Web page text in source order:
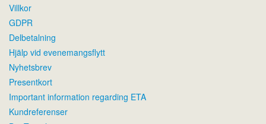
Villkor
GDPR
Delbetalning
Hjälp vid evenemangsflytt
Nyhetsbrev
Presentkort
Important information regarding ETA
Kundreferenser